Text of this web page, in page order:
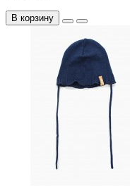
В корзину